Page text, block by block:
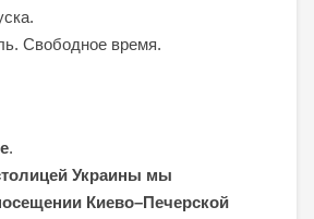
Свободное время.
.
Украины мы
Киево–Печерской